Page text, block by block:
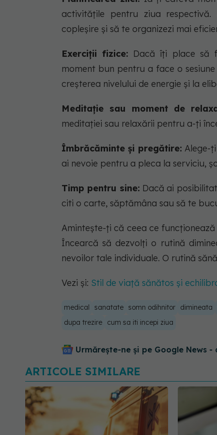
activitățile pentru ziua
copleșire și să te organizezi mai
Exerciții fizice: Dacă îți place să
moment bun pentru a face o
creșterea nivelului de energie și la
Meditație sau moment de
meditației sau relaxării pentru a-ți
Îmbrăcăminte și pregătire: Alege-
ai nevoie pentru a pleca la serviciu,
Timp pentru sine: Dacă ai
citi o carte, săptămâna sau să te
Amintește-ți că ceea ce
Încearcă să dezvolți o rutină
nevoilor tale individuale. O rutină
Vezi și: Stil de viață sănătos și
medical sanatate somn odihnitor dimineata
dupa trezire
cum sa iti incepi ziua
Urmărește-ne și pe Google News -
ARTICOLE SIMILARE